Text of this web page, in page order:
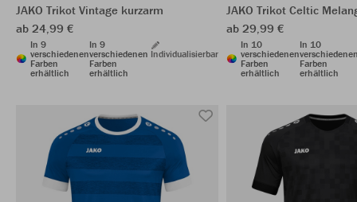
JAKO Trikot Vintage kurzarm
ab 24,99 €
In 9
verschiedenen
Farben
erhältlich
In 9
verschiedenen
Farben
erhältlich
Individualisierbar
JAKO Trikot Celtic
ab 29,99 €
In 10
verschiedenen
Farben
erhältlich
In 10
Farben
erhältlich